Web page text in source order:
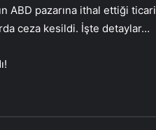
ABD pazarına ithal ettiği ticari
ceza kesildi. İşte detaylar…